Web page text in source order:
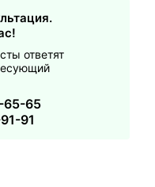
ответят
65-65
91